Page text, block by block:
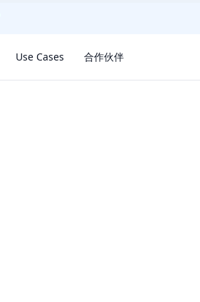
Use Cases 合作伙伴